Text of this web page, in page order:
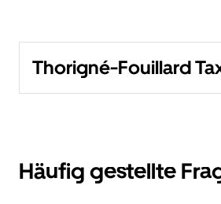
Thorigné-Fouillard
Häufig gestellte